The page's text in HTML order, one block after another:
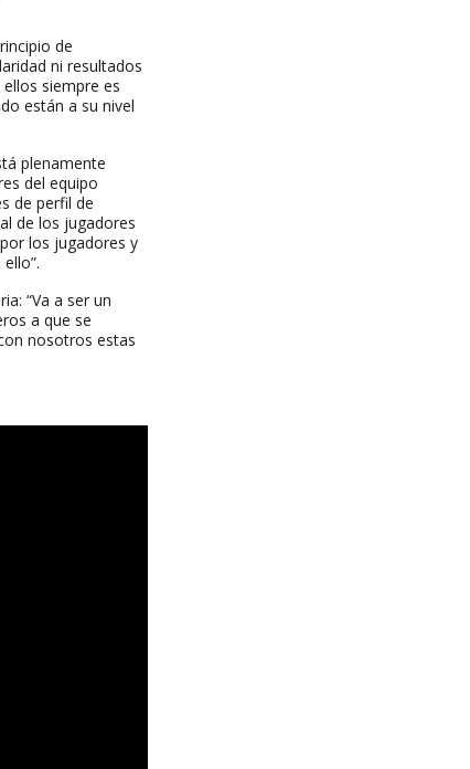
de
ni resultados
siempre es
están a su nivel
plenamente
del equipo
de perfil de
de los jugadores
los jugadores y
“Va a ser un
a que se
nosotros estas